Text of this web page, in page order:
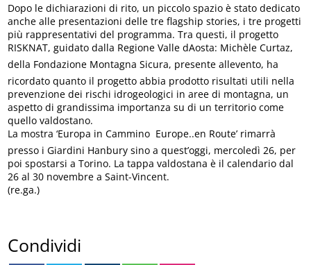
Dopo le dichiarazioni di rito, un piccolo spazio è stato dedicato
anche alle presentazioni delle tre flagship stories, i tre progetti
più rappresentativi del programma. Tra questi, il progetto
RISKNAT, guidato dalla Regione Valle dAosta: Michèle Curtaz,
della Fondazione Montagna Sicura, presente allevento, ha
ricordato quanto il progetto abbia prodotto risultati utili nella
prevenzione dei rischi idrogeologici in aree di montagna, un
aspetto di grandissima importanza su di un territorio come
quello valdostano.
La mostra ‘Europa in Cammino  Europe..en Route’ rimarrà
presso i Giardini Hanbury sino a quest’oggi, mercoledì 26, per
poi spostarsi a Torino. La tappa valdostana è il calendario dal
26 al 30 novembre a Saint-Vincent.
(re.ga.)
Condividi